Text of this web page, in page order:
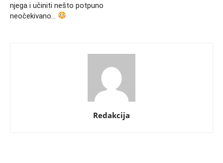
njega i učiniti nešto potpuno
neočekivano…
Redakcija